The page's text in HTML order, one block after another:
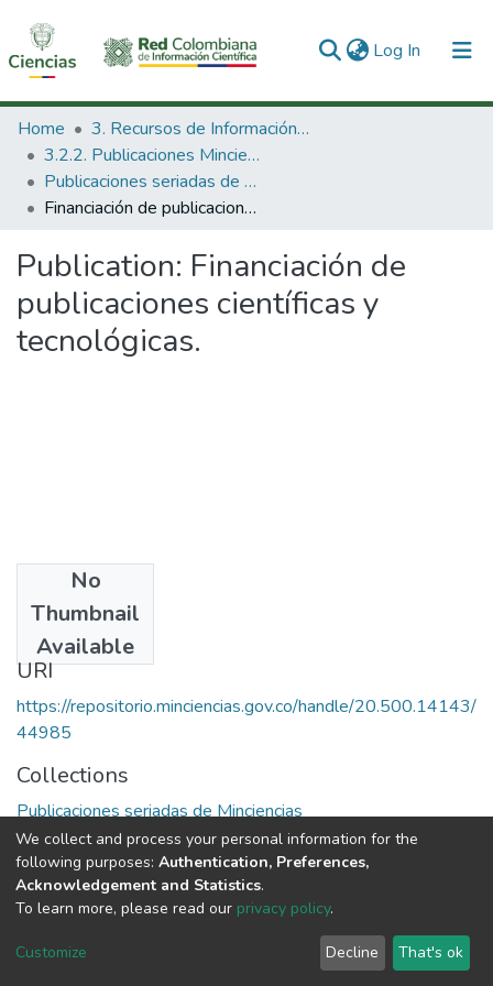
Log In (current)
Communities & Collections
All of DSpace
Statistics
Home
3. Recursos de Información Científica y Tecnológica
3.2.2. Publicaciones Minciencias
Publicaciones seriadas de Minciencias
Financiación de publicaciones científicas y tecnológicas.
Publication: Financiación de
publicaciones científicas y
tecnológicas.
No
Thumbnail
Available
Publisher
Colciencias
URI
https://repositorio.minciencias.gov.co/handle/20.500.14143/
44985
Collections
Publicaciones seriadas de Minciencias
Full item page
DSpace software copyright © 2002-2026
Cookie
End User
Agreement
Send
Feedback
We collect and process your personal information for the
following purposes: Authentication, Preferences,
Acknowledgement and Statistics.
To learn more, please read our privacy policy.
Customize Decline That's ok